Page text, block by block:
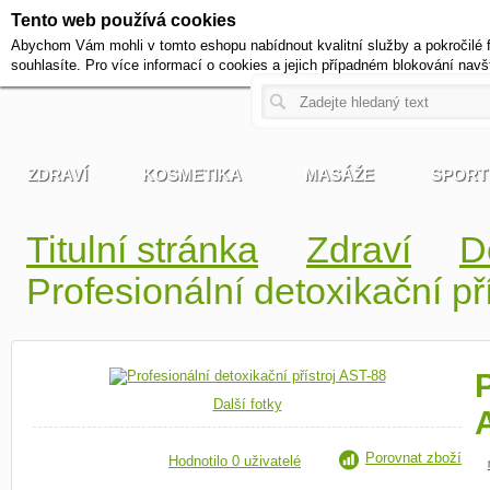
Titulní stránka Zdraví
Profesionální detoxikační
Další fotky
Hodnotilo 0 uživatelé Porovnat zboží
Pracovní dny od 9 do 17
ZDRAVÍ KOSMETIKA MASÁŽE SPORT
Tento web používá cookies
Abychom Vám mohli v tomto eshopu nabídnout kvalitní služby a
souhlasíte. Pro více informací o cookies a jejich případném blokování